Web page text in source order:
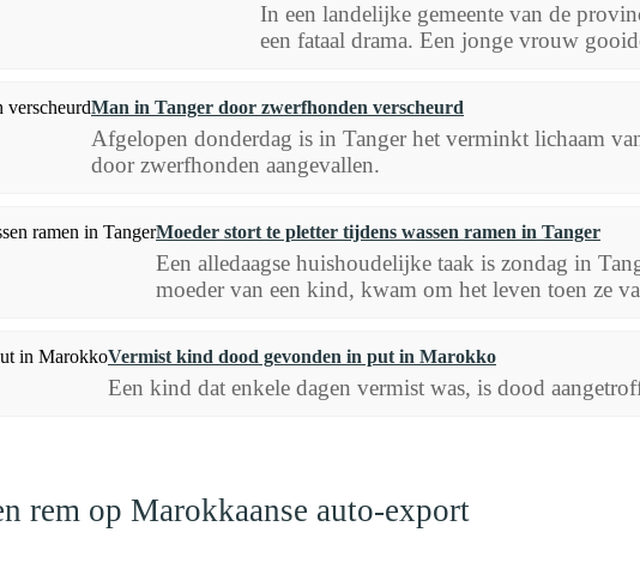
In een landelijke gemeente van de
een fataal drama. Een jonge vrouw
Man in Tanger door zwerfhonden verscheurd
Afgelopen donderdag is in Tanger het verminkt lichaam
door zwerfhonden aangevallen.
Moeder stort te pletter tijdens wassen ramen in Tanger
Een alledaagse huishoudelijke taak is zondag in
moeder van een kind, kwam om het leven toen ze
Vermist kind dood gevonden in put in Marokko
Een kind dat enkele dagen vermist was, is dood
rem op Marokkaanse auto-export